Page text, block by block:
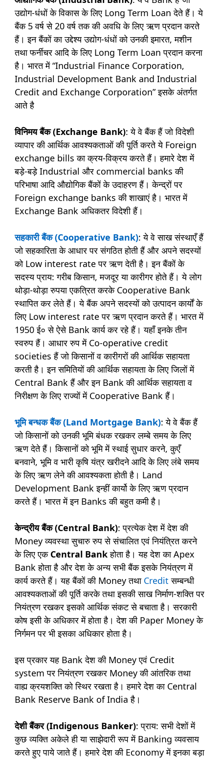
उद्योग-धंधों के विकास के लिए Long Term Loan देते हैं। ये
बैंक 5 वर्ष से 20 वर्ष तक की अवधि के लिए ऋण प्रदान करते
हैं। इन बैंकों का उद्देश्य उद्योग-धंधों को उनकी इमारत, मशीन
तथा फर्नीचर आदि के लिए Long Term Loan प्रदान करना
है। भारत में “Industrial Finance Corporation,
Industrial Development Bank and Industrial
Credit and Exchange Corporation” इसके अंतर्गत
आते है
विनिमय बैंक (Exchange Bank): ये वे बैंक हैं जो विदेशी
व्यापार की आर्थिक आवश्यकताओं की पूर्ति करते ये Foreign
exchange bills का क्रय-विक्रय करते हैं। हमारे देश में
बड़े-बड़े Industrial और commercial banks की
परिभाषा आदि औद्योगिक बैंकों के उदाहरण हैं। केन्द्रों पर
Foreign exchange banks की शाखाएं है। भारत में
Exchange Bank अधिकतर विदेशी हैं।
सहकारी बैंक (Cooperative Bank): ये वे साख संस्थाएँ हैं
जो सहकारिता के आधार पर संगठित होती हैं और अपने सदस्यों
को Low interest rate पर ऋण देती है। इन बैंकों के
सदस्य प्राय: गरीब किसान, मजदूर या कारीगर होते हैं। ये लोग
थोड़ा-थोड़ा रुपया एकत्रित करके Cooperative Bank
स्थापित कर लेते हैं। ये बैंक अपने सदस्यों को उत्पादन कार्यों के
लिए Low interest rate पर ऋण प्रदान करते हैं। भारत में
1950 ई० से ऐसे Bank कार्य कर रहे हैं। यहाँ इनके तीन
स्वरुप हैं। आधार रुप में Co-operative credit
societies हैं जो किसानों व कारीगरों की आर्थिक सहायता
करती है। इन समितियों की आर्थिक सहायता के लिए जिलों में
Central Bank हैं और इन Bank की आर्थिक सहायता व
निरीक्षण के लिए राज्यों में Cooperative Bank हैं।
भूमि बन्धक बैंक (Land Mortgage Bank): ये वे बैंक हैं
जो किसानों को उनकी भूमि बंधक रखकर लम्बे समय के लिए
ऋण देते हैं। किसानों को भूमि में स्थाई सुधार करने, कुएँ
बनवाने, भूमि व भारी कृषि यंत्र खरीदने आदि के लिए लंबे समय
के लिए ऋण लेने की आवश्यकता होती है। Land
Development Bank इन्हीं कार्यो के लिए ऋण प्रदान
करते हैं। भारत में इन Banks की बहुत कमी है।
केन्द्रीय बैंक (Central Bank): प्रत्येक देश में देश की
Money व्यवस्था सुचारु रुप से संचालित एवं नियंत्रित करने
के लिए एक Central Bankहोता है। यह देश का Apex
Bank होता है और देश के अन्य सभी बैंक इसके नियंत्रण में
कार्य करते हैं। यह बैंकों की Money तथा Credit सम्बन्धी
आवश्यकताओं की पूर्ति करके तथा इसकी साख निर्माण-शक्ति पर
नियंत्रण रखकर इसको आर्थिक संकट से बचाता है। सरकारी
कोष इसी के अधिकार में होता है। देश की Paper Money के
निर्गमन पर भी इसका अधिकार होता है।
इस प्रकार यह Bank देश की Money एवं Credit
system पर नियंत्रण रखकर Money की आंतरिक तथा
वाह्य क्रयशक्ति को स्थिर रखता है। हमारे देश का Central
Bank Reserve Bank of India है।
देशी बैंकर (Indigenous Banker): प्राय: सभी देशों में
कुछ व्यक्ति अकेले ही या साझेदारी रूप में Banking व्यवसाय
करते हुए पाये जाते हैं। हमारे देश की Economy में इनका बड़ा